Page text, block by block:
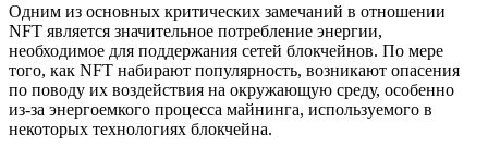
Одним из основных критических замечаний в отношении
NFT является значительное потребление энергии,
необходимое для поддержания сетей блокчейнов. По мере
того, как NFT набирают популярность, возникают опасения
по поводу их воздействия на окружающую среду, особенно
из-за энергоемкого процесса майнинга, используемого в
некоторых технологиях блокчейна.